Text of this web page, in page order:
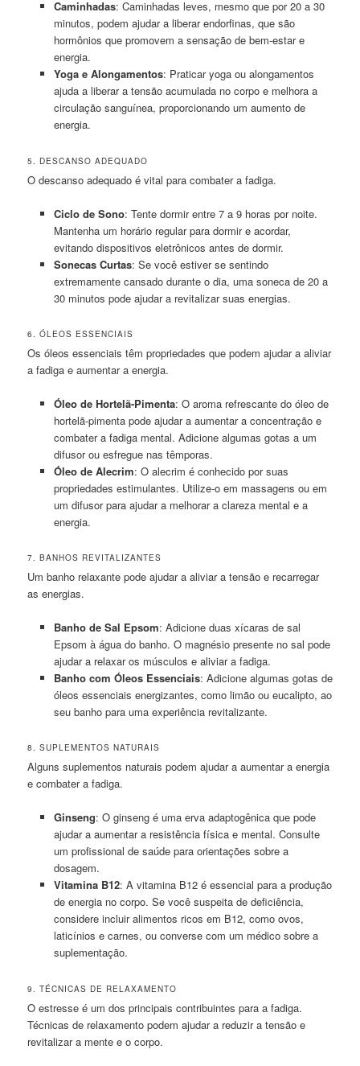
Caminhadas: Caminhadas leves, mesmo que por 20 a 30
minutos, podem ajudar a liberar endorfinas, que são
hormônios que promovem a sensação de bem-estar e
energia.
Yoga e Alongamentos: Praticar yoga ou alongamentos
ajuda a liberar a tensão acumulada no corpo e melhora a
circulação sanguínea, proporcionando um aumento de
energia.
5. DESCANSO ADEQUADO
O descanso adequado é vital para combater a fadiga.
Ciclo de Sono: Tente dormir entre 7 a 9 horas por noite.
Mantenha um horário regular para dormir e acordar,
evitando dispositivos eletrônicos antes de dormir.
Sonecas Curtas: Se você estiver se sentindo
extremamente cansado durante o dia, uma soneca de 20 a
30 minutos pode ajudar a revitalizar suas energias.
6. ÓLEOS ESSENCIAIS
Os óleos essenciais têm propriedades que podem ajudar a aliviar
a fadiga e aumentar a energia.
Óleo de Hortelã-Pimenta: O aroma refrescante do óleo de
hortelã-pimenta pode ajudar a aumentar a concentração e
combater a fadiga mental. Adicione algumas gotas a um
difusor ou esfregue nas têmporas.
Óleo de Alecrim: O alecrim é conhecido por suas
propriedades estimulantes. Utilize-o em massagens ou em
um difusor para ajudar a melhorar a clareza mental e a
energia.
7. BANHOS REVITALIZANTES
Um banho relaxante pode ajudar a aliviar a tensão e recarregar
as energias.
Banho de Sal Epsom: Adicione duas xícaras de sal
Epsom à água do banho. O magnésio presente no sal pode
ajudar a relaxar os músculos e aliviar a fadiga.
Banho com Óleos Essenciais: Adicione algumas gotas de
óleos essenciais energizantes, como limão ou eucalipto, ao
seu banho para uma experiência revitalizante.
8. SUPLEMENTOS NATURAIS
Alguns suplementos naturais podem ajudar a aumentar a energia
e combater a fadiga.
Ginseng: O ginseng é uma erva adaptogênica que pode
ajudar a aumentar a resistência física e mental. Consulte
um profissional de saúde para orientações sobre a
dosagem.
Vitamina B12: A vitamina B12 é essencial para a produção
de energia no corpo. Se você suspeita de deficiência,
considere incluir alimentos ricos em B12, como ovos,
laticínios e carnes, ou converse com um médico sobre a
suplementação.
9. TÉCNICAS DE RELAXAMENTO
O estresse é um dos principais contribuintes para a fadiga.
Técnicas de relaxamento podem ajudar a reduzir a tensão e
revitalizar a mente e o corpo.